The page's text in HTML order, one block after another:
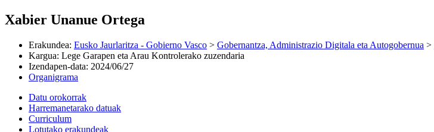
Xabier Unanue Ortega
Erakundea: Eusko Jaurlaritza - Gobierno Vasco > Gobernantza, Administrazio Digitala eta Autogobernua >
Kargua: Lege Garapen eta Arau Kontrolerako zuzendaria
Izendapen-data: 2024/06/27
Organigrama
Datu orokorrak
Harremanetarako datuak
Curriculum
Lotutako erakundeak